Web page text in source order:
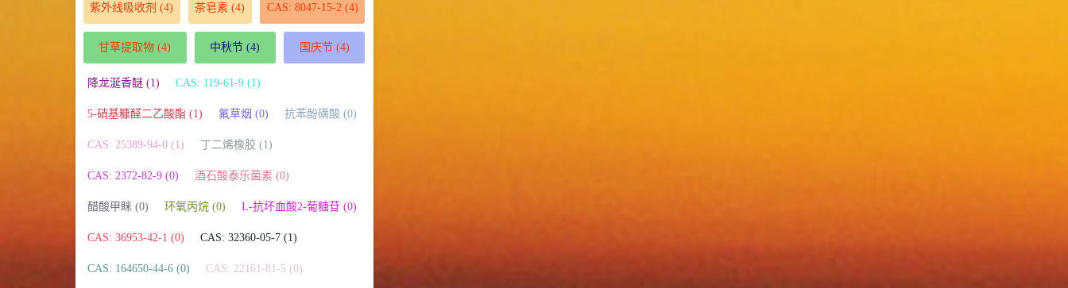
紫外线吸收剂 (4) 茶皂素 (4) CAS: 8047-15-2 (4)
甘草提取物 (4) 中秋节 (4) 国庆节(4)
降龙涎香醚 (1) CAS: 119-61-9 (1)
5-硝基糠醛二乙酸酯 (1) 氟草烟 (0) 抗苯酚磺酸 (0)
CAS: 25389-94-0 (1) 丁二烯橡胶 (1)
CAS: 2372-82-9 (0) 酒石酸泰乐菌素 (0)
醋酸甲眯 (0) 环氧丙烷 (0) L-抗坏血酸2-葡糖苷 (0)
CAS: 36953-42-1 (0) CAS: 32360-05-7 (1)
CAS: 164650-44-6 (0) CAS: 22161-81-5 (0)